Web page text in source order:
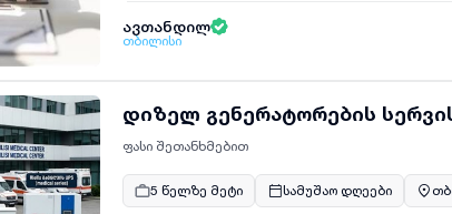
ავთანდილ
თბილისი
დიზელ
ფასი შეთანხმებით
5 წელზე მეტი სამუშაო დღეები